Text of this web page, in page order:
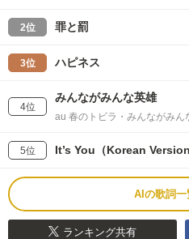
2位 罪と罰
3位 ハピネス
4位
みんながみんな英雄
au 春のトビラ・みんながみん
5位 It’s You（Korean Version
AIの歌詞一
ランキング共有